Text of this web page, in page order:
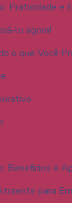
Praticidade e
lo agora!
o que Você
Benefícios e
para